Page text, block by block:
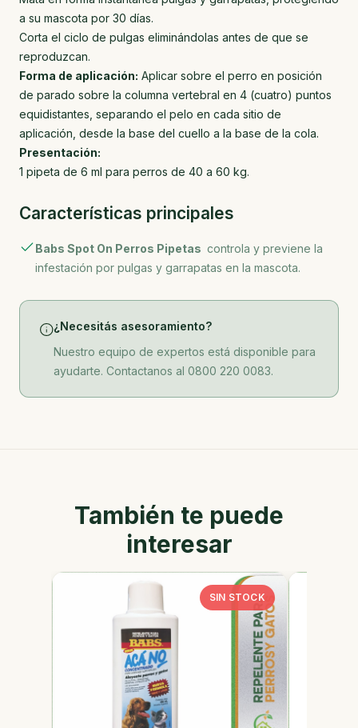
a su mascota por 30 días.
Corta el ciclo de pulgas eliminándolas antes de que se
reproduzcan.
Forma de aplicación: Aplicar sobre el perro en posición
de parado sobre la columna vertebral en 4 (cuatro) puntos
equidistantes, separando el pelo en cada sitio de
aplicación, desde la base del cuello a la base de la cola.
Presentación:
1 pipeta de 6 ml para perros de 40 a 60 kg.
Características principales
Babs Spot On Perros Pipetas controla y previene la
infestación por pulgas y garrapatas en la mascota.
¿Necesitás asesoramiento?
Nuestro equipo de expertos está disponible para
ayudarte. Contactanos al 0800 220 0083.
También te puede
interesar
SIN STOCK